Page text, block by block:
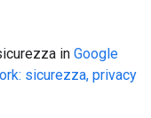
in Google
sicurezza, privacy